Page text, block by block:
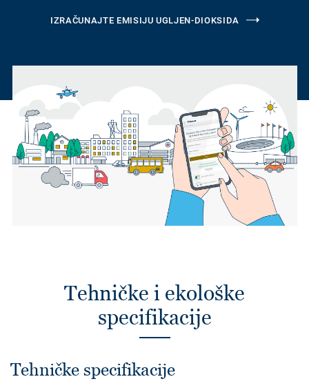
IZRAČUNAJTE EMISIJU UGLJEN-DIOKSIDA
Tehničke i ekološke
specifikacije
Tehničke specifikacije